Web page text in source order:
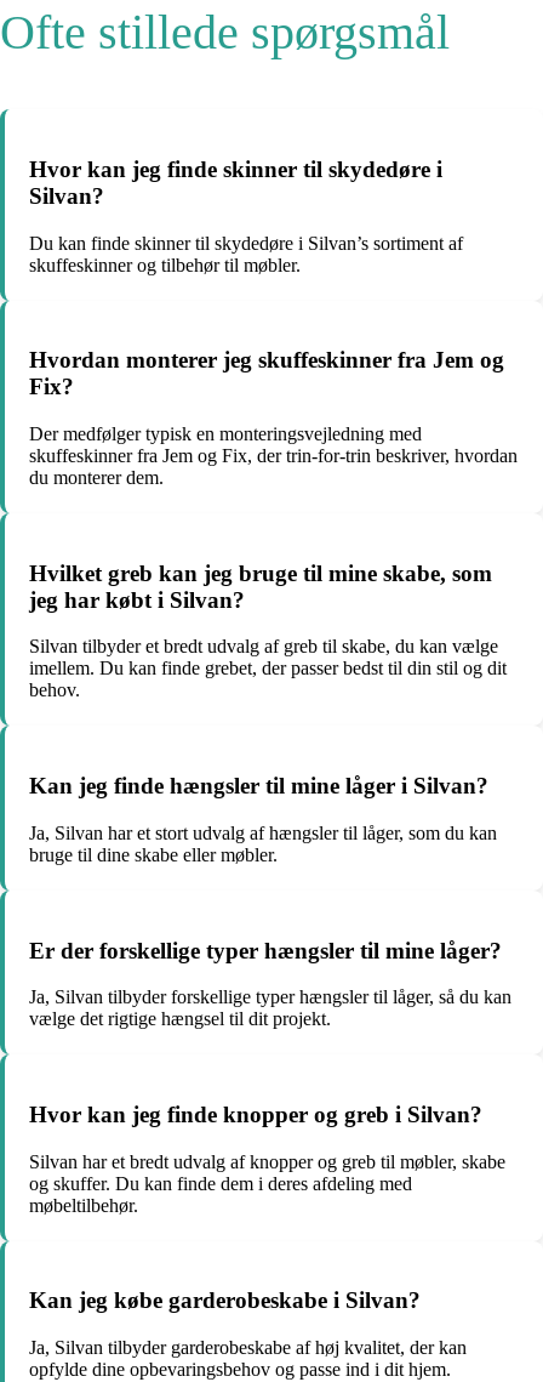
Ofte stillede spørgsmål
Hvor kan jeg finde skinner til skydedøre i
Silvan?
Du kan finde skinner til skydedøre i Silvan’s sortiment af
skuffeskinner og tilbehør til møbler.
Hvordan monterer jeg skuffeskinner fra Jem og
Fix?
Der medfølger typisk en monteringsvejledning med
skuffeskinner fra Jem og Fix, der trin-for-trin beskriver, hvordan
du monterer dem.
Hvilket greb kan jeg bruge til mine skabe, som
jeg har købt i Silvan?
Silvan tilbyder et bredt udvalg af greb til skabe, du kan vælge
imellem. Du kan finde grebet, der passer bedst til din stil og dit
behov.
Kan jeg finde hængsler til mine låger i Silvan?
Ja, Silvan har et stort udvalg af hængsler til låger, som du kan
bruge til dine skabe eller møbler.
Er der forskellige typer hængsler til mine låger?
Ja, Silvan tilbyder forskellige typer hængsler til låger, så du kan
vælge det rigtige hængsel til dit projekt.
Hvor kan jeg finde knopper og greb i Silvan?
Silvan har et bredt udvalg af knopper og greb til møbler, skabe
og skuffer. Du kan finde dem i deres afdeling med
møbeltilbehør.
Kan jeg købe garderobeskabe i Silvan?
Ja, Silvan tilbyder garderobeskabe af høj kvalitet, der kan
opfylde dine opbevaringsbehov og passe ind i dit hjem.